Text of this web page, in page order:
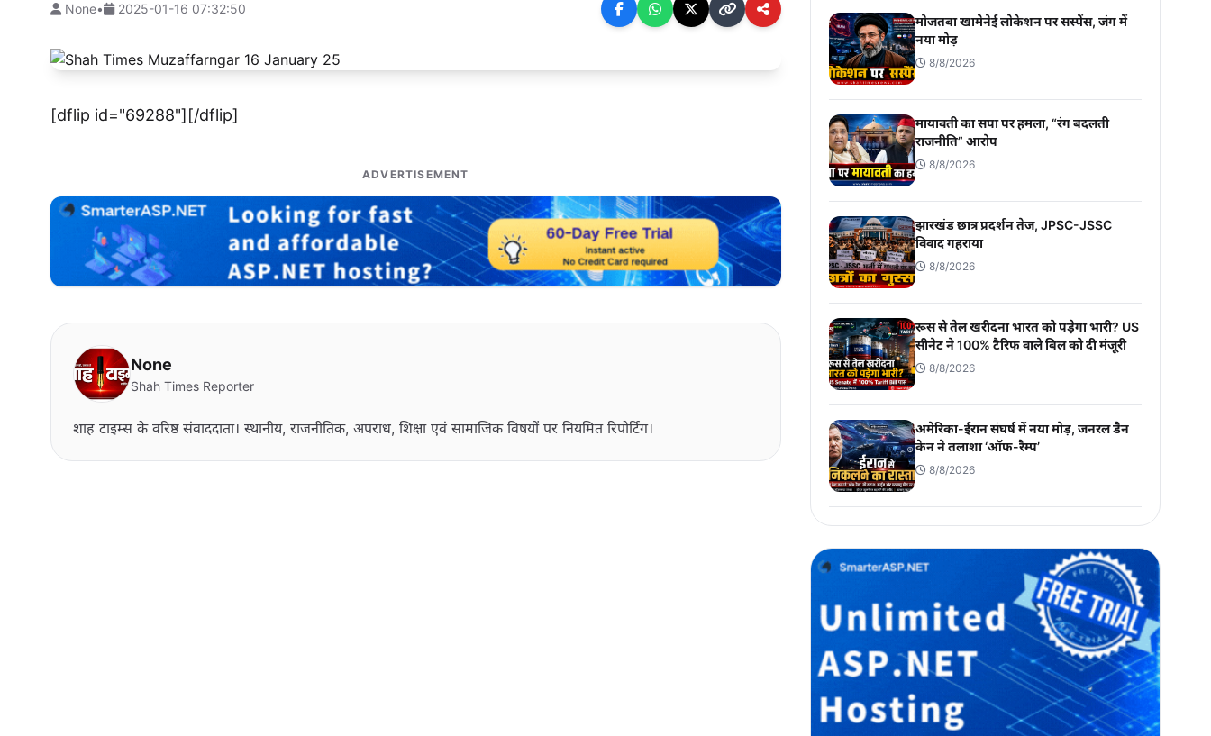
None• 2025-01-16 07:32:50
[dflip id="69288"][/dflip]
ADVERTISEMENT
None
Shah Times Reporter
शाह टाइम्स के वरिष्ठ संवाददाता। स्थानीय, राजनीतिक, अपराध, शिक्षा एवं सामाजिक विषयों पर नियमित रिपोर्टिंग।
मोजतबा खामेनेई लोकेशन पर सस्पेंस, जंग में
नया मोड़
8/8/2026
मायावती का सपा पर हमला, “रंग बदलती
राजनीति” आरोप
8/8/2026
झारखंड छात्र प्रदर्शन तेज, JPSC-JSSC
विवाद गहराया
8/8/2026
रूस से तेल खरीदना भारत को पड़ेगा भारी? US
सीनेट ने 100% टैरिफ वाले बिल को दी मंजूरी
8/8/2026
अमेरिका-ईरान संघर्ष में नया मोड़, जनरल डैन
केन ने तलाशा ‘ऑफ-रैम्प’
8/8/2026